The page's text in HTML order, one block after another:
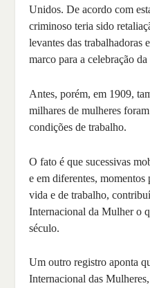
Unidos. De acordo com
criminoso teria sido
levantes das trabalhadoras
marco para a celebração da
Antes, porém, em 1909,
milhares de mulheres
condições de trabalho.
O fato é que sucessivas
e em diferentes,
vida e de trabalho,
Internacional da Mulher o
século.
Um outro registro aponta
Internacional das